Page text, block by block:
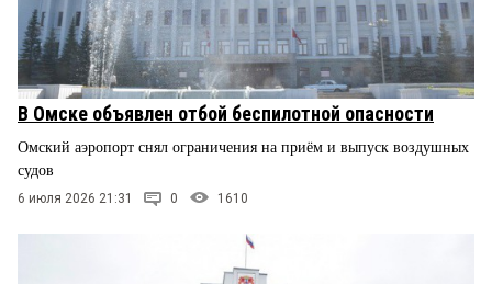
В Омске объявлен отбой беспилотной опасности
Омский аэропорт снял ограничения на приём и выпуск воздушных
судов
6 июля 2026 21:31 0 1610